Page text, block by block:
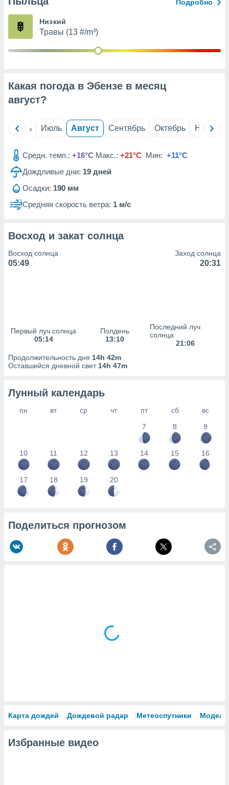
из
рекламы
сведения
Подробно
Низкий
Травы (13 #/m³)
Какая погода в Эбензе в месяц
август?
Июнь Июль Август Сентябрь Октябрь Ноябрь
Средн. темп.: +16°C Макс.: +21°C Мин: +11°C
Дождливые дни: 19 дней
Осадки: 190 мм
Средняя скорость ветра: 1 м/с
Восход и закат солнца
Восход солнца
05:49
Заход солнца
20:31
Первый луч солнца
05:14
Полдень
13:10
Последний луч
солнца
21:06
Продолжительность дня 14h 42m
Оставшийся дневной свет 14h 47m
Лунный календарь
пн вт ср чт пт сб
вс
7
8 9
10 11 12 13 14 15 16
17 18 19 20
Поделиться прогнозом
Карта дождей Дождевой радар Метеоспутники Модели
Избранные видео